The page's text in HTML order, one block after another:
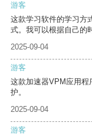
游客
这款学习软件的学习方
式。我可以根据自己的
2025-09-04
游客
这款加速器VPM应用程
护。
2025-09-04
游客